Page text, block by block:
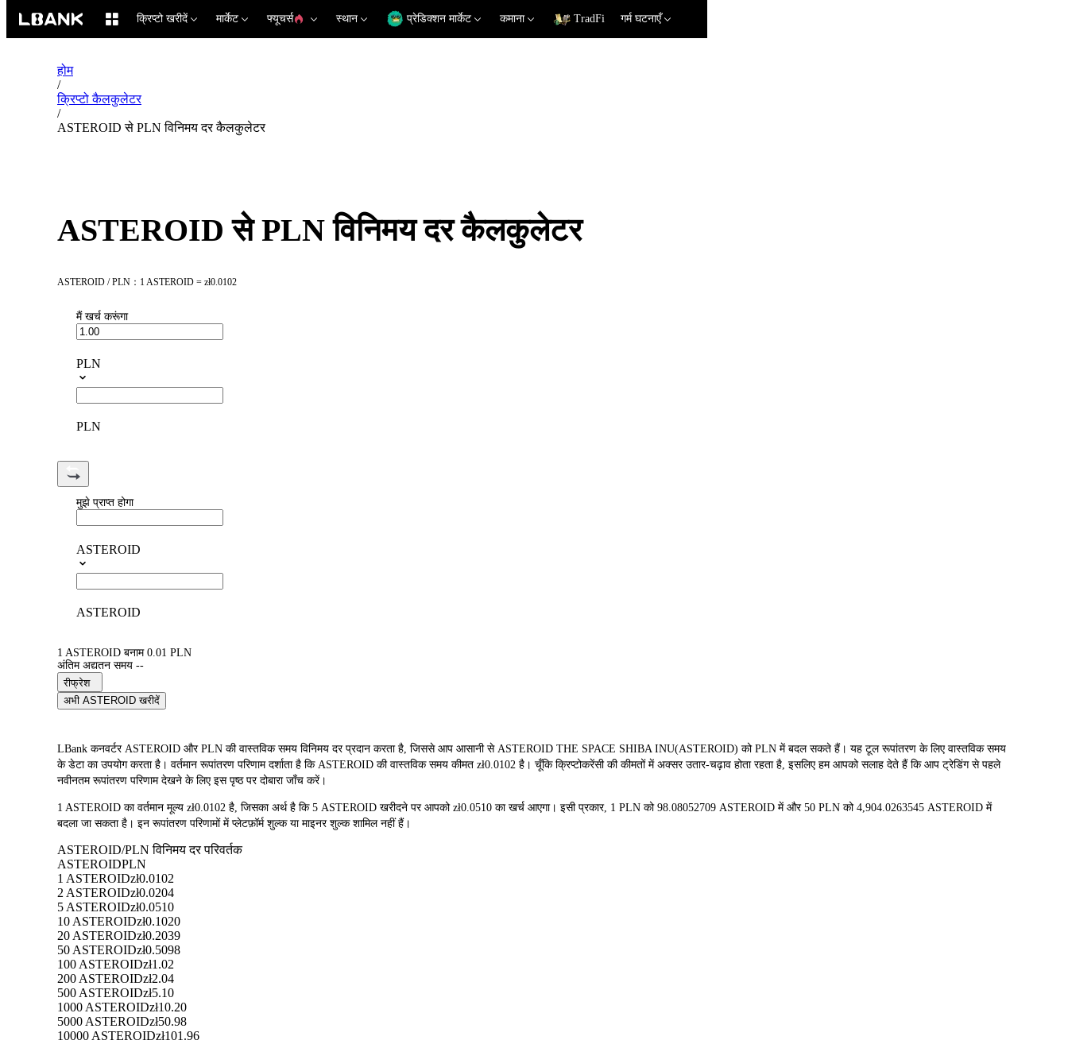
क्रिप्टो खरीदें मार्केट फ्यूचर्स स्थान प्रेडिक्शन मार्केट कमाना TradFi गर्म घटनाएँ
होम
/
क्रिप्टो कैलकुलेटर
/
ASTEROID से PLN विनिमय दर कैलकुलेटर
ASTEROID से PLN विनिमय दर कैलकुलेटर
ASTEROID / PLN：1 ASTEROID = zł0.0102
मैं खर्च करूंगा
PLN
PLN
मुझे प्राप्त होगा
ASTEROID
ASTEROID
1 ASTEROID बनाम 0.01 PLN
अंतिम अद्यतन समय --
रीफ्रेश
अभी ASTEROID खरीदें
LBank कनवर्टर ASTEROID और PLN की वास्तविक समय विनिमय दर प्रदान करता है, जिससे आप आसानी से ASTEROID THE SPACE SHIBA INU(ASTEROID) को PLN में बदल सकते हैं। यह टूल रूपांतरण के लिए वास्तविक समय
के डेटा का उपयोग करता है। वर्तमान रूपांतरण परिणाम दर्शाता है कि ASTEROID की वास्तविक समय कीमत zł0.0102 है। चूँकि क्रिप्टोकरेंसी की कीमतों में अक्सर उतार-चढ़ाव होता रहता है, इसलिए हम आपको सलाह देते हैं कि आप ट्रेडिंग से पहले
नवीनतम रूपांतरण परिणाम देखने के लिए इस पृष्ठ पर दोबारा जाँच करें।
1 ASTEROID का वर्तमान मूल्य zł0.0102 है, जिसका अर्थ है कि 5 ASTEROID खरीदने पर आपको zł0.0510 का खर्च आएगा। इसी प्रकार, 1 PLN को 98.08052709 ASTEROID में और 50 PLN को 4,904.0263545 ASTEROID में
बदला जा सकता है। इन रूपांतरण परिणामों में प्लेटफ़ॉर्म शुल्क या माइनर शुल्क शामिल नहीं हैं।
ASTEROID/PLN विनिमय दर परिवर्तक
ASTEROIDPLN
1 ASTEROIDzł0.0102
2 ASTEROIDzł0.0204
5 ASTEROIDzł0.0510
10 ASTEROIDzł0.1020
20 ASTEROIDzł0.2039
50 ASTEROIDzł0.5098
100 ASTEROIDzł1.02
200 ASTEROIDzł2.04
500 ASTEROIDzł5.10
1000 ASTEROIDzł10.20
5000 ASTEROIDzł50.98
10000 ASTEROIDzł101.96